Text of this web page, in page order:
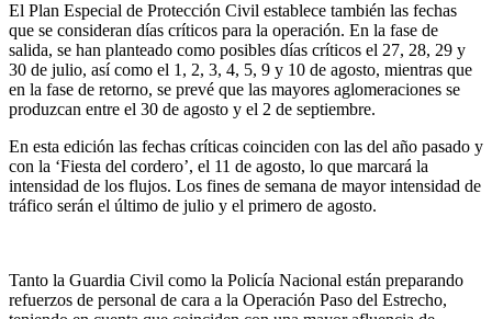
El Plan Especial de Protección Civil establece también las fechas
que se consideran días críticos para la operación. En la fase de
salida, se han planteado como posibles días críticos el 27, 28, 29 y
30 de julio, así como el 1, 2, 3, 4, 5, 9 y 10 de agosto, mientras que
en la fase de retorno, se prevé que las mayores aglomeraciones se
produzcan entre el 30 de agosto y el 2 de septiembre.
En esta edición las fechas críticas coinciden con las del año pasado y
con la ‘Fiesta del cordero’, el 11 de agosto, lo que marcará la
intensidad de los flujos. Los fines de semana de mayor intensidad de
tráfico serán el último de julio y el primero de agosto.
Tanto la Guardia Civil como la Policía Nacional están preparando
refuerzos de personal de cara a la Operación Paso del Estrecho,